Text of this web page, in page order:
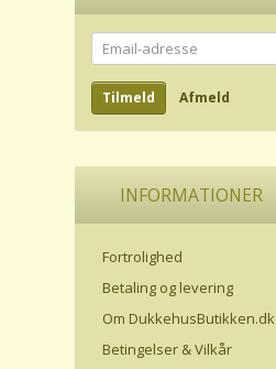
Email-
adresse
Tilmeld Afmeld
INFORMATIONER
Fortrolighed
Betaling og levering
Om DukkehusButikken.dk
Betingelser & Vilkår